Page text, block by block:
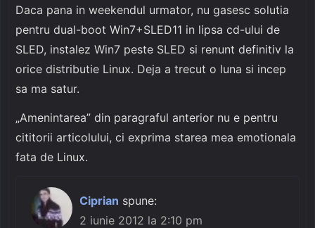
Daca pana in weekendul urmator, nu gasesc solutia
pentru dual-boot Win7+SLED11 in lipsa cd-ului de
SLED, instalez Win7 peste SLED si renunt definitiv la
orice distributie Linux. Deja a trecut o luna si incep
sa ma satur.
„Amenintarea” din paragraful anterior nu e pentru
cititorii articolului, ci exprima starea mea emotionala
fata de Linux.
Ciprian spune:
2 iunie 2012 la 2:10 pm